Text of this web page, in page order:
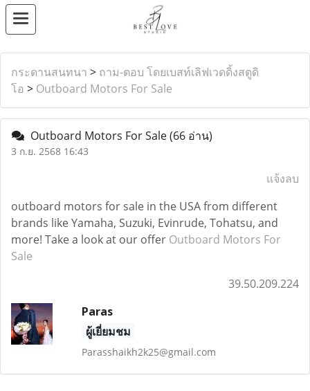
กระดานสนทนา > ถาม-ตอบ โดยเบสท์เลิฟเวดดิ้งสตูดิ
โอ > Outboard Motors For Sale
Outboard Motors For Sale(66 อ่าน)
3 ก.ย. 2568 16:43
แจ้งลบ
outboard motors for sale in the USA from different
brands like Yamaha, Suzuki, Evinrude, Tohatsu, and
more! Take a look at our offer Outboard Motors For
Sale
39.50.209.224
Paras
ผู้เยี่ยมชม
Parasshaikh2k25@gmail.com